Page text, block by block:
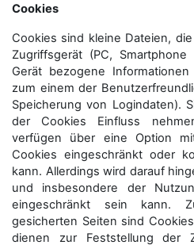
Cookies
Cookies sind kleine Dateien,
Zugriffsgerät (PC,
Gerät bezogene
zum einem der
Speicherung von Logindaten).
der Cookies Einfluss
verfügen über eine Option
Cookies eingeschränkt oder
kann. Allerdings wird darauf
und insbesondere der
eingeschränkt sein kann.
gesicherten Seiten sind
dienen zur Feststellung der